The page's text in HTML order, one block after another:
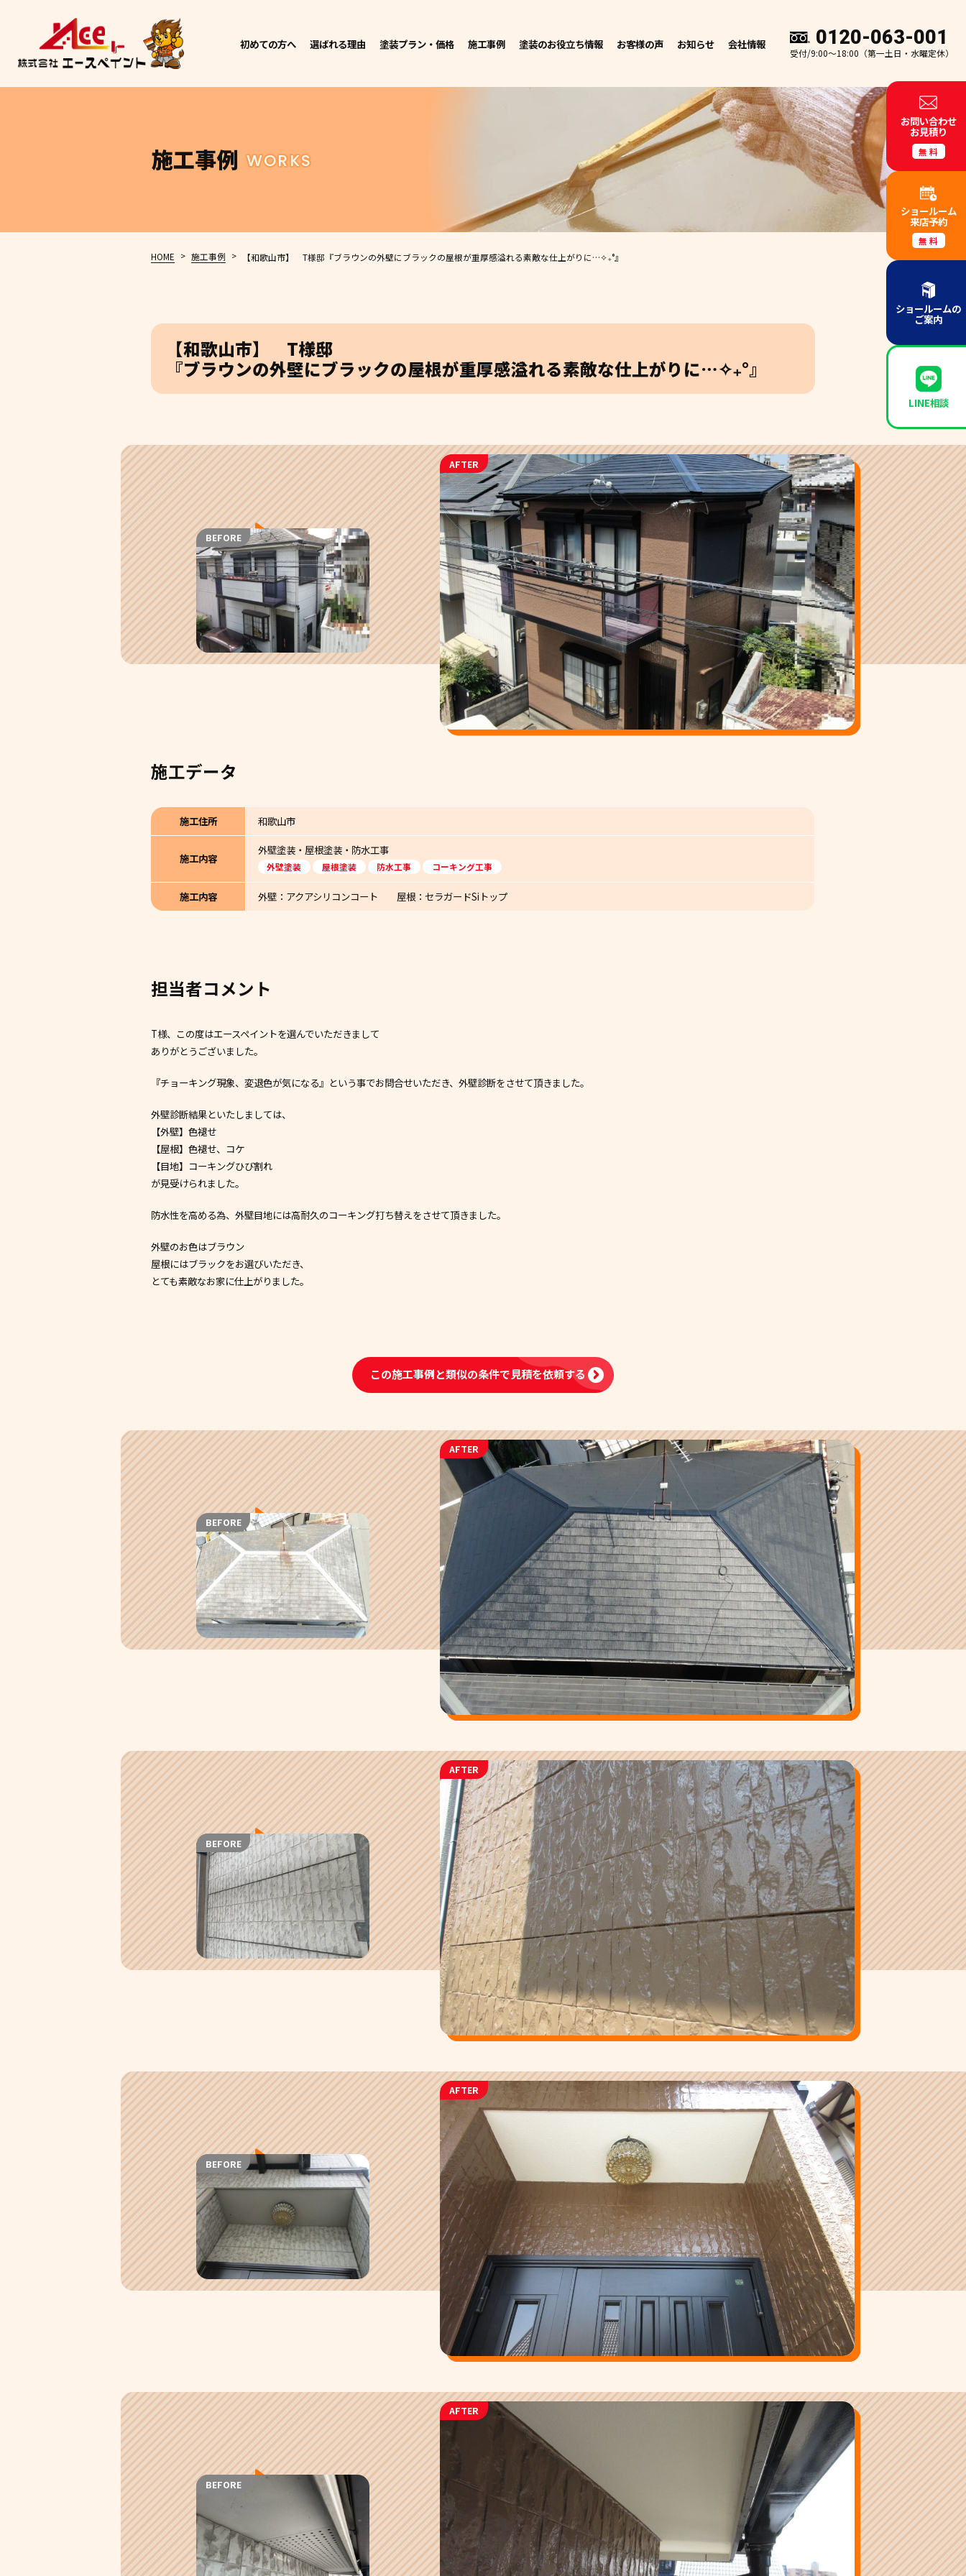
初めての方へ 選ばれる理由 塗装プラン・価格 施工事例 塗装のお役立ち情報 お客様の声 お知らせ 会社情報 0120-063-001
受付/9:00～18:00（第一土日・水曜定休）
施工事例 WORKS
HOME > 施工事例 > 【和歌山市】 T様邸 『ブラウンの外壁にブラックの屋根が重厚感溢れる素敵な仕上がりに…✧₊°』
【和歌山市】 T様邸
『ブラウンの外壁にブラックの屋根が重厚感溢れる素敵な仕上がりに…✧₊°』
BEFORE
AFTER
施工データ
施工住所 和歌山市
施工内容
外壁塗装・屋根塗装・防水工事
外壁塗装 屋根塗装 防水工事 コーキング工事
施工内容 外壁：アクアシリコンコート 屋根：セラガードSiトップ
担当者コメント
T様、この度はエースペイントを選んでいただきまして
ありがとうございました。
『チョーキング現象、変退色が気になる』という事でお問合せいただき、外壁診断をさせて頂きました。
外壁診断結果といたしましては、
【外壁】色褪せ
【屋根】色褪せ、コケ
【目地】コーキングひび割れ
が見受けられました。
防水性を高める為、外壁目地には高耐久のコーキング打ち替えをさせて頂きました。
外壁のお色はブラウン
屋根にはブラックをお選びいただき、
とても素敵なお家に仕上がりました。
この施工事例と類似の条件で見積を依頼する
BEFORE
AFTER
BEFORE
AFTER
BEFORE
AFTER
BEFORE
AFTER
お問い合わせ
お見積り
無料
ショールーム
来店予約
無料
ショールームの
ご案内
LINE相談